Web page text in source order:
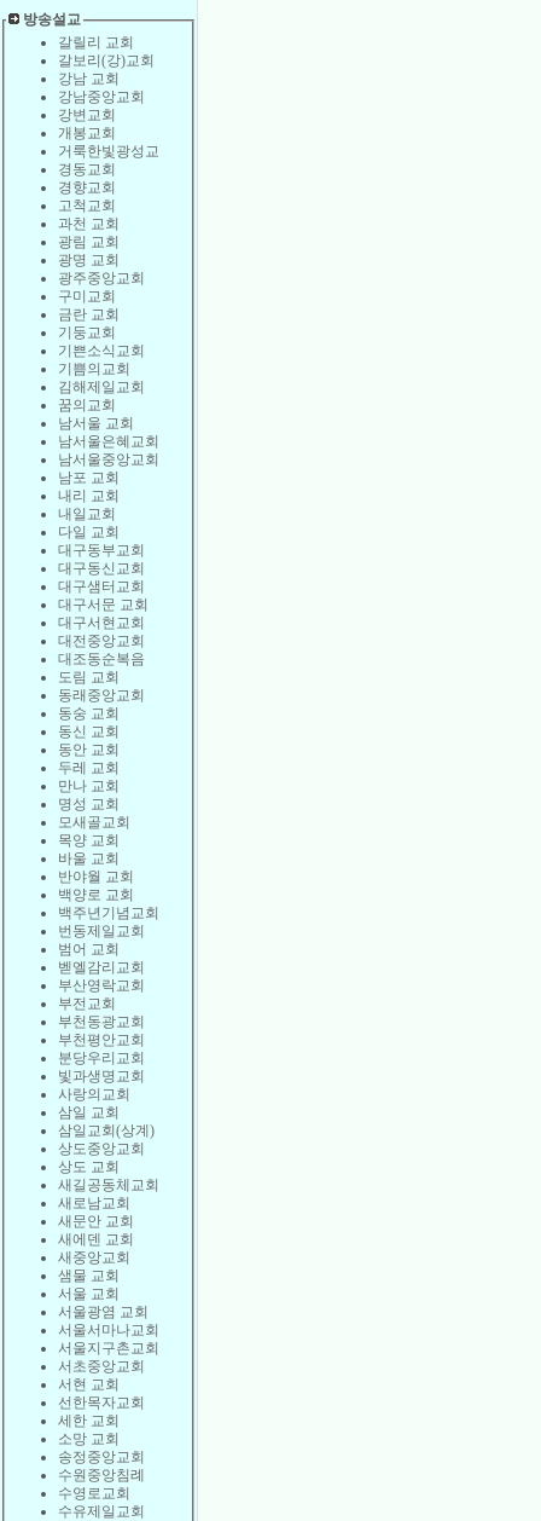
방송설교
갈릴리 교회
갈보리(강)교회
강남 교회
강남중앙교회
강변교회
개봉교회
거룩한빛광성교
경동교회
경향교회
고척교회
과천 교회
광림 교회
광명 교회
광주중앙교회
구미교회
금란 교회
기둥교회
기쁜소식교회
기쁨의교회
김해제일교회
꿈의교회
남서울 교회
남서울은혜교회
남서울중앙교회
남포 교회
내리 교회
내일교회
다일 교회
대구동부교회
대구동신교회
대구샘터교회
대구서문 교회
대구서현교회
대전중앙교회
대조동순복음
도림 교회
동래중앙교회
동숭 교회
동신 교회
동안 교회
두레 교회
만나 교회
명성 교회
모새골교회
목양 교회
바울 교회
반야월 교회
백양로 교회
백주년기념교회
번동제일교회
범어 교회
벧엘감리교회
부산영락교회
부전교회
부천동광교회
부천평안교회
분당우리교회
빛과생명교회
사랑의교회
삼일 교회
삼일교회(상계)
상도중앙교회
상도 교회
새길공동체교회
새로남교회
새문안 교회
새에덴 교회
새중앙교회
샘물 교회
서울 교회
서울광염 교회
서울서마나교회
서울지구촌교회
서초중앙교회
서현 교회
선한목자교회
세한 교회
소망 교회
송정중앙교회
수원중앙침례
수영로교회
수유제일교회